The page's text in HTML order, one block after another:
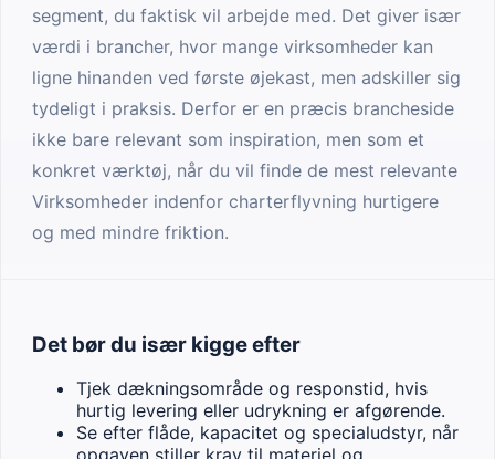
segment, du faktisk vil arbejde med. Det giver især
værdi i brancher, hvor mange virksomheder kan
ligne hinanden ved første øjekast, men adskiller sig
tydeligt i praksis. Derfor er en præcis brancheside
ikke bare relevant som inspiration, men som et
konkret værktøj, når du vil finde de mest relevante
Virksomheder indenfor charterflyvning hurtigere
og med mindre friktion.
Det bør du især kigge efter
Tjek dækningsområde og responstid, hvis
hurtig levering eller udrykning er afgørende.
Se efter flåde, kapacitet og specialudstyr, når